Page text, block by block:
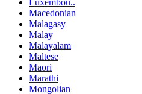
Luxembou..
Macedonian
Malagasy
Malay
Malayalam
Maltese
Maori
Marathi
Mongolian